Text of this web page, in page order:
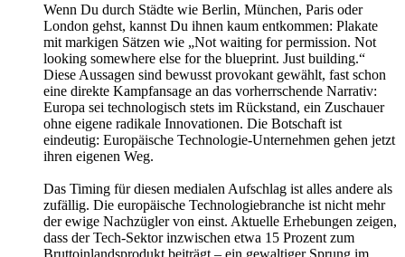
Wenn Du durch Städte wie Berlin, München, Paris oder
London gehst, kannst Du ihnen kaum entkommen: Plakate
mit markigen Sätzen wie „Not waiting for permission. Not
looking somewhere else for the blueprint. Just building.“
Diese Aussagen sind bewusst provokant gewählt, fast schon
eine direkte Kampfansage an das vorherrschende Narrativ:
Europa sei technologisch stets im Rückstand, ein Zuschauer
ohne eigene radikale Innovationen. Die Botschaft ist
eindeutig: Europäische Technologie-Unternehmen gehen jetzt
ihren eigenen Weg.
Das Timing für diesen medialen Aufschlag ist alles andere als
zufällig. Die europäische Technologiebranche ist nicht mehr
der ewige Nachzügler von einst. Aktuelle Erhebungen zeigen,
dass der Tech-Sektor inzwischen etwa 15 Prozent zum
Bruttoinlandsprodukt beiträgt – ein gewaltiger Sprung im